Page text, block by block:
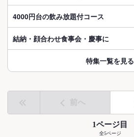
4000円台の飲み放題付コース
結納・顔合わせ食事会・慶事に
特集一覧を見る
前へ
1ページ目
全5ページ